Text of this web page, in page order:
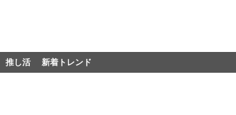
推し活 新着トレンド